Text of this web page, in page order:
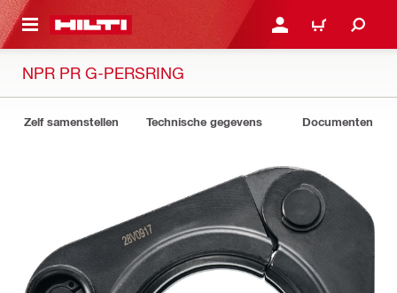
HOOFDINHOUD AANMELDEN OF
WINKELWAGEN
NPR PR G-PERSRING
Zelf samenstellen Technische gegevens Documenten